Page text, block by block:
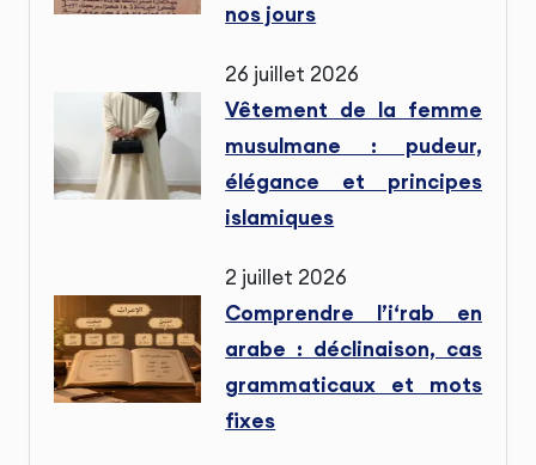
nos jours
26 juillet 2026
Vêtement de la femme
musulmane : pudeur,
élégance et principes
islamiques
2 juillet 2026
Comprendre l’i‘rab en
arabe : déclinaison, cas
grammaticaux et mots
fixes